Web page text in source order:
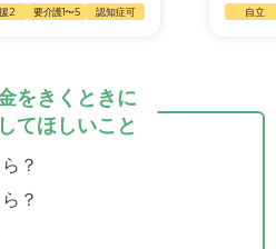
2 要介護1〜5 認知症可 自立
をきくときに
てほしいこと
？
？